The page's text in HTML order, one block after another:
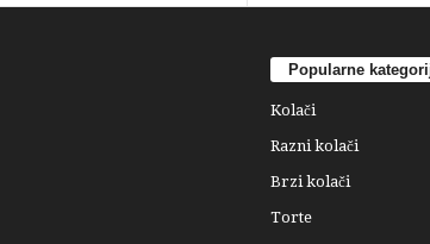
Popularne
Kolači
Razni kolači
Brzi kolači
Torte